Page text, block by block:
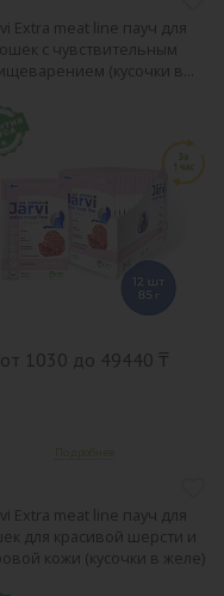
Extra meat line пауч для
с чувствительным
(кусочки в
от 1030 до 49440 ₸
Extra meat line пауч для
для красивой шерсти и
кожи (кусочки в желе)